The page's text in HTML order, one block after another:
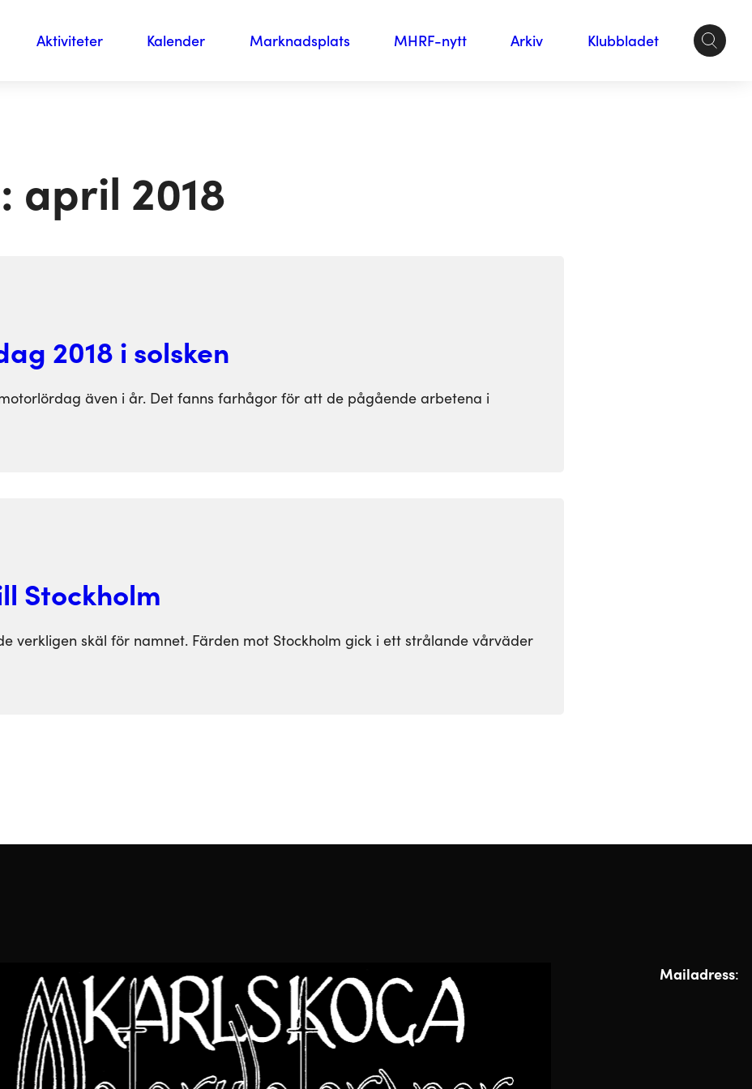
Aktiviteter Kalender Marknadsplats MHRF-nytt Arkiv Klubbladet
april 2018
2018 i solsken
även i år. Det fanns farhågor för att de pågående arbetena i
Stockholm
verkligen skäl för namnet. Färden mot Stockholm gick i ett strålande vårväder
Mailadress: